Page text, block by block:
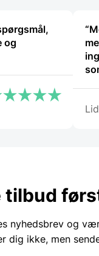
og
tilbud
nyhedsbrev og
dig ikke, men